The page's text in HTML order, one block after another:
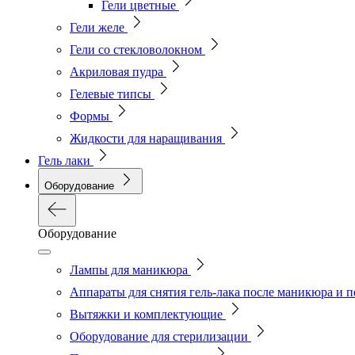
Гели цветные
Гели желе
Гели со стекловолокном
Акриловая пудра
Гелевые типсы
Формы
Жидкости для наращивания
Гель лаки
Оборудование
Оборудование
Лампы для маникюра
Аппараты для снятия гель-лака после маникюра и
Вытяжки и комплектующие
Оборудование для стерилизации